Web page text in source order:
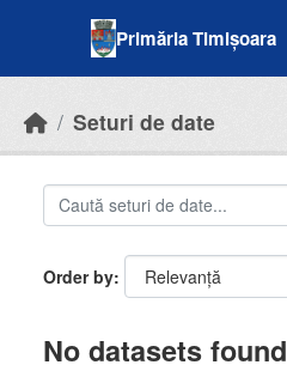
Primăria Timișoara
Seturi de date
Order by
No datasets found